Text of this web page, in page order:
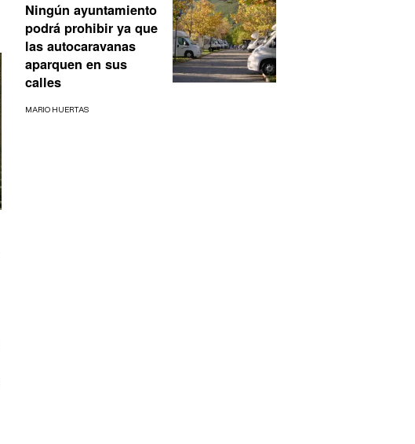
Ningún ayuntamiento
podrá prohibir ya que
las autocaravanas
aparquen en sus
calles
MARIO HUERTAS